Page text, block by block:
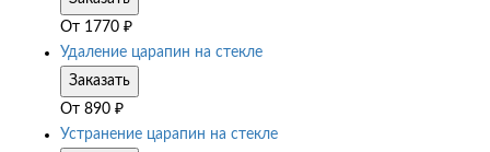
От 1770 ₽
Удаление царапин на стекле
Заказать
От 890 ₽
Устранение царапин на стекле